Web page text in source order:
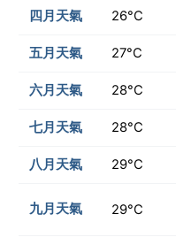
四月天氣 26°C
五月天氣 27°C
六月天氣 28°C
七月天氣 28°C
八月天氣 29°C
九月天氣 29°C